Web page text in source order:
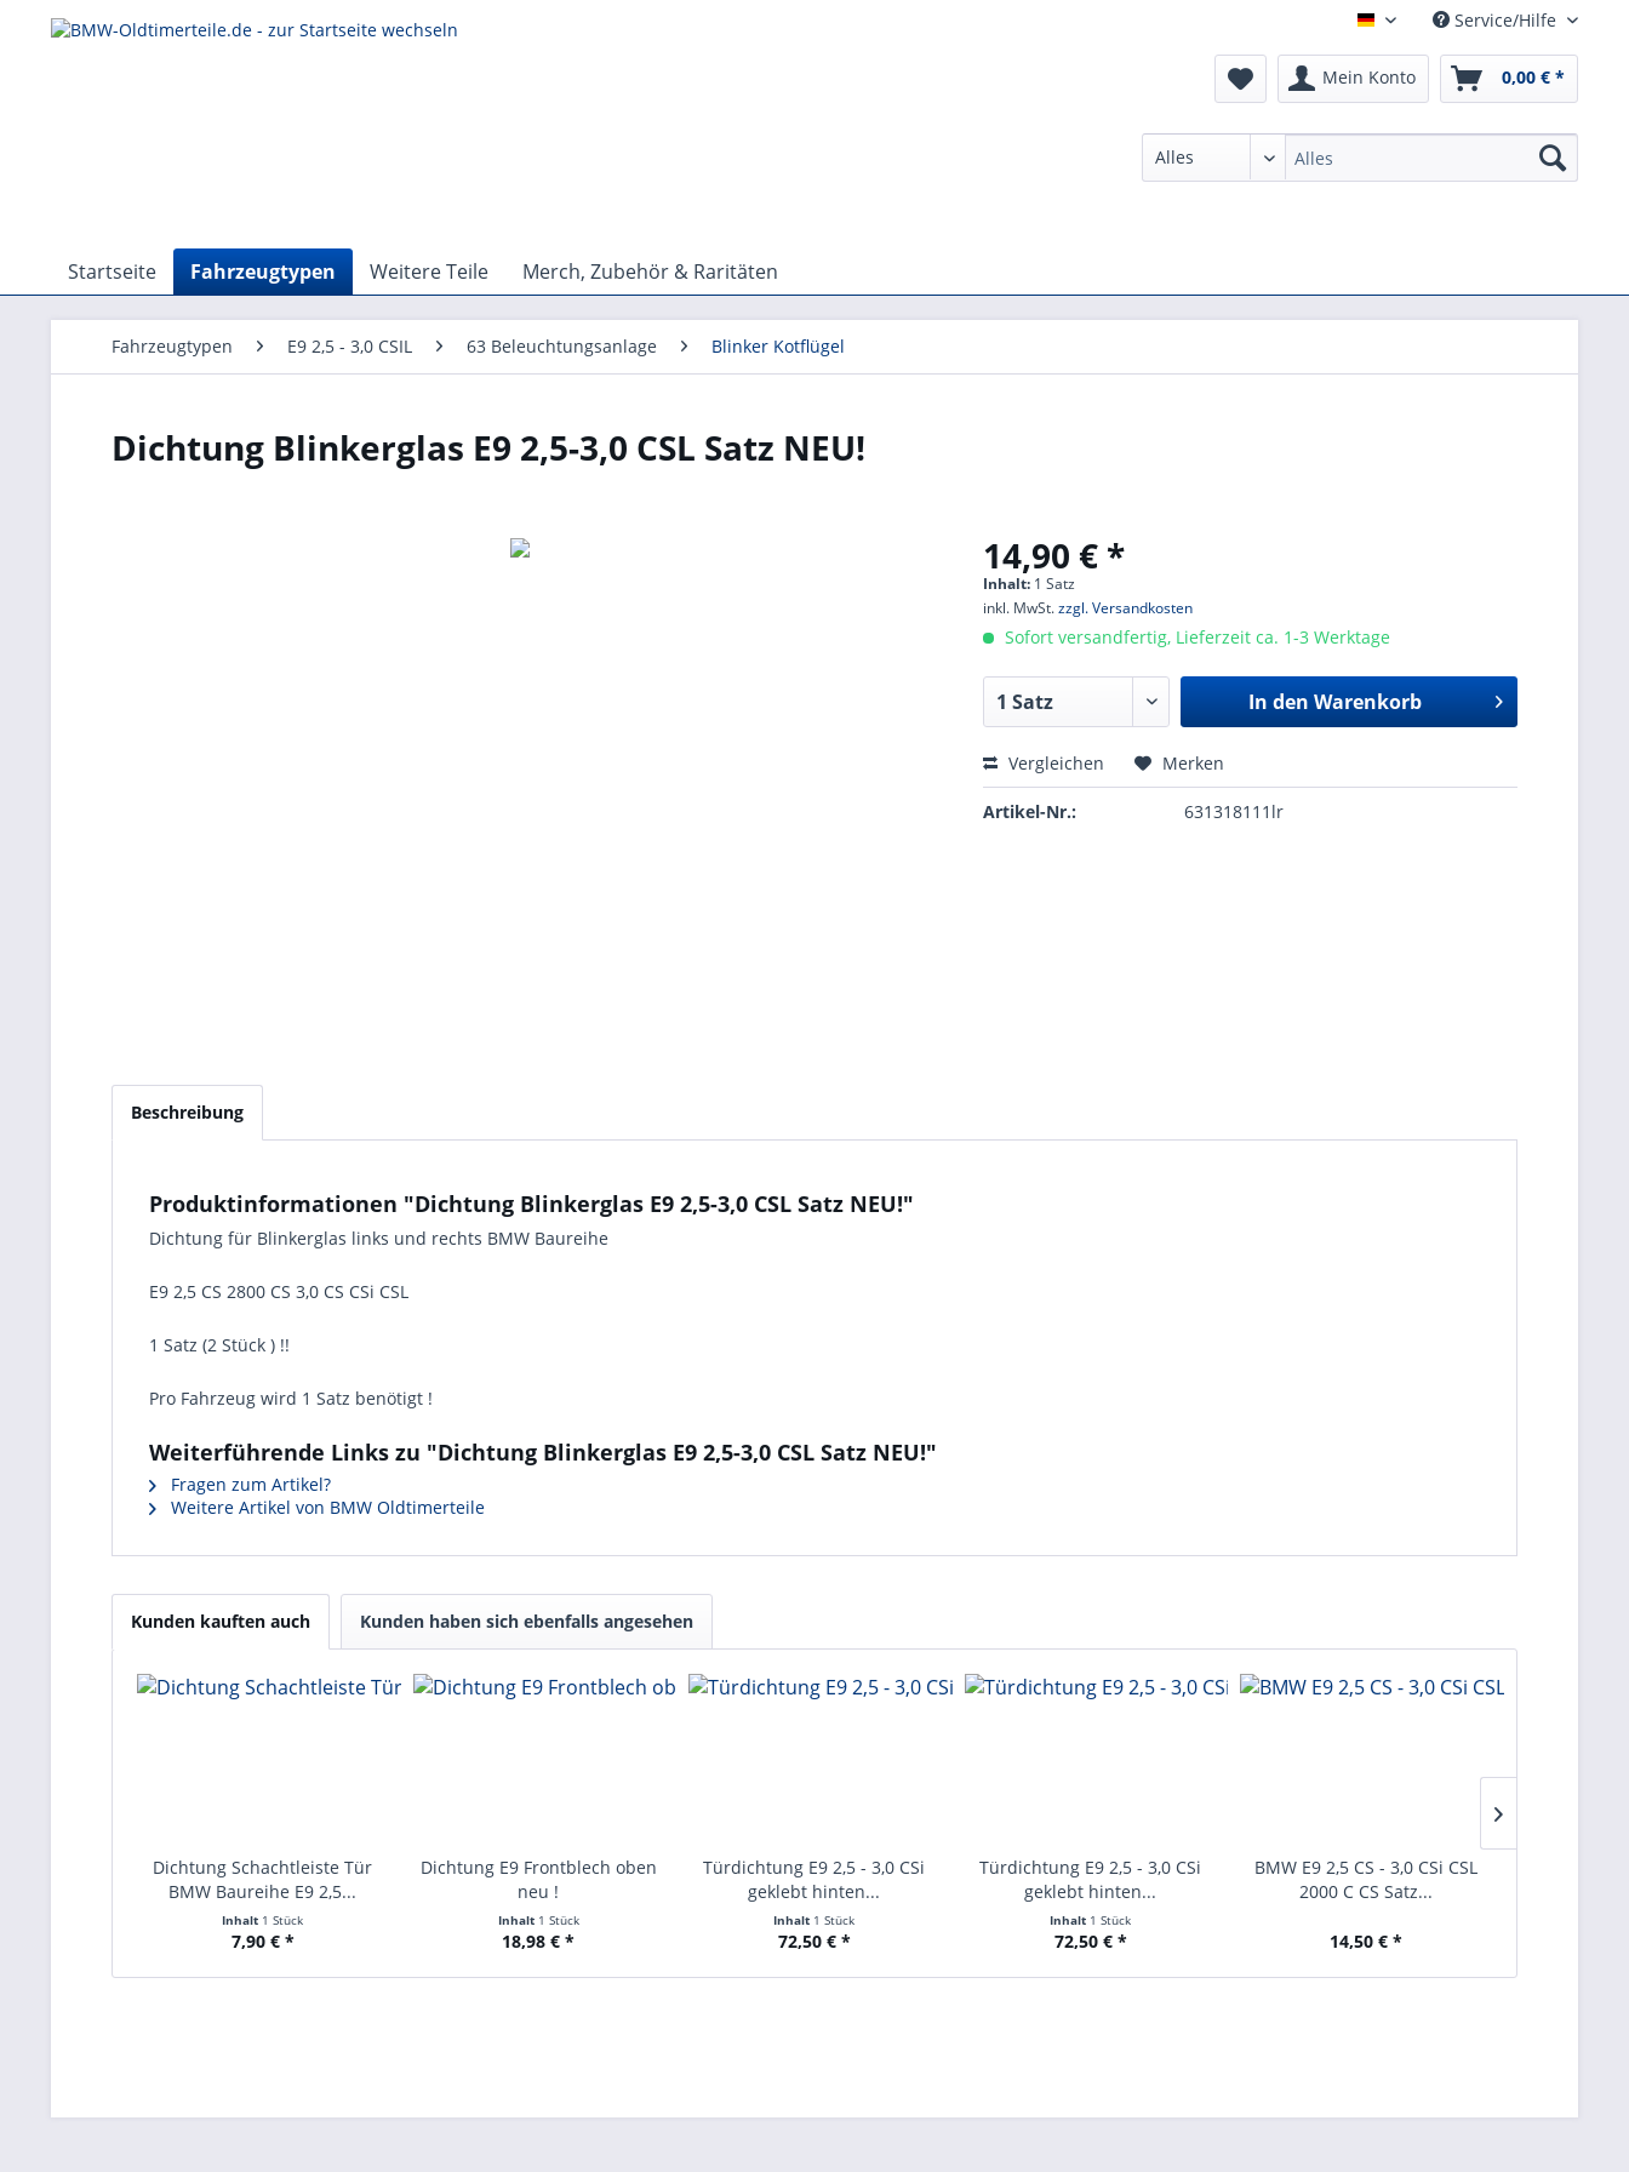
German Service/Hilfe
Mein Konto 0,00 € *
Startseite Fahrzeugtypen Weitere Teile Merch, Zubehör & Raritäten
Fahrzeugtypen E9 2,5 - 3,0 CSIL 63 Beleuchtungsanlage Blinker Kotflügel
Dichtung Blinkerglas E9 2,5-3,0 CSL Satz NEU!
14,90 € *
Inhalt: 1 Satz
inkl. MwSt.zzgl. Versandkosten
Sofort versandfertig, Lieferzeit ca. 1-3 Werktage
In den Warenkorb
Vergleichen Merken
Artikel-Nr.: 631318111lr
Beschreibung
Produktinformationen "Dichtung Blinkerglas E9 2,5-3,0 CSL Satz NEU!"
Dichtung für Blinkerglas links und rechts BMW Baureihe
E9 2,5 CS 2800 CS 3,0 CS CSi CSL
1 Satz (2 Stück ) !!
Pro Fahrzeug wird 1 Satz benötigt !
Weiterführende Links zu "Dichtung Blinkerglas E9 2,5-3,0 CSL Satz NEU!"
Fragen zum Artikel?
Weitere Artikel von BMW Oldtimerteile
Kunden kauften auch Kunden haben sich ebenfalls angesehen
Dichtung Schachtleiste Tür
BMW Baureihe E9 2,5...
Inhalt 1 Stück
7,90 € *
Dichtung E9 Frontblech oben
neu !
Inhalt 1 Stück
18,98 € *
Türdichtung E9 2,5 - 3,0 CSi
geklebt hinten...
Inhalt 1 Stück
72,50 € *
Türdichtung E9 2,5 - 3,0 CSi
geklebt hinten...
Inhalt 1 Stück
72,50 € *
BMW E9 2,5 CS - 3,0 CSi CSL
2000 C CS Satz...
14,50 € *